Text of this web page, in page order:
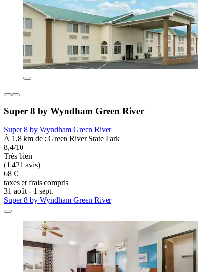
Super 8 by Wyndham Green River
Super 8 by Wyndham Green River
À 1,8 km de : Green River State Park
8,4/10
Très bien
(1 421 avis)
68 €
taxes et frais compris
31 août - 1 sept.
Super 8 by Wyndham Green River